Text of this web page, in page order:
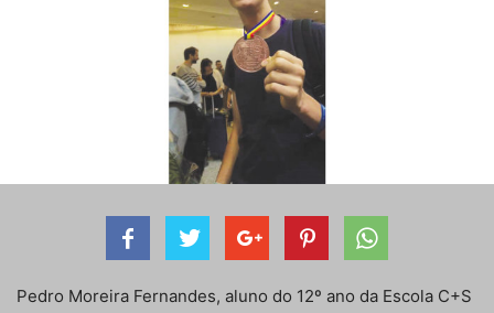
Pedro Moreira Fernandes, aluno do 12º ano da Escola C+S